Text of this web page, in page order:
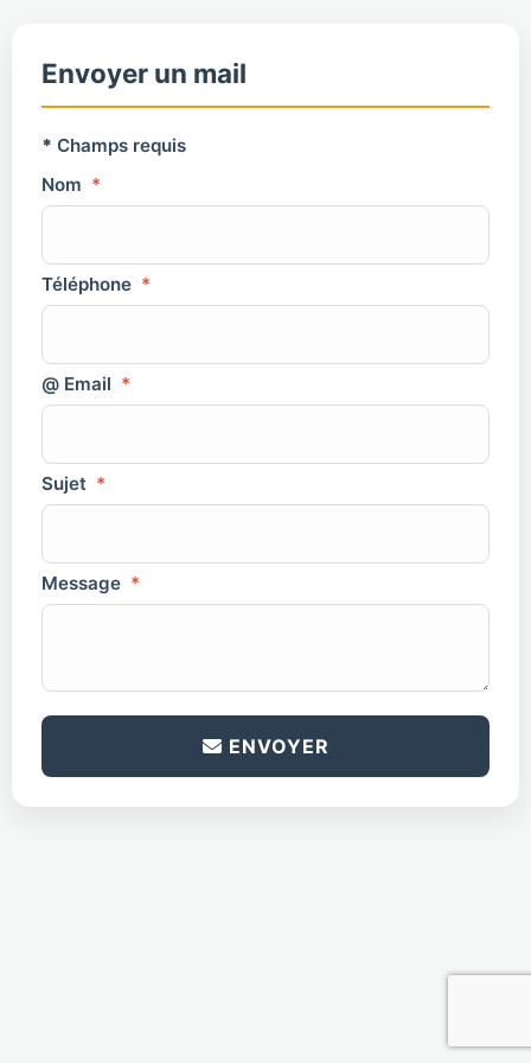
Envoyer un mail
* Champs requis
Nom *
Téléphone *
@ Email *
Sujet *
Message *
ENVOYER